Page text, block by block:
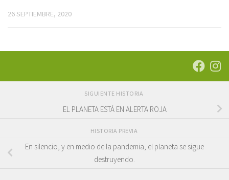
26 SEPTIEMBRE, 2020
SIGUIENTE HISTORIA
EL PLANETA ESTÁ EN ALERTA ROJA
HISTORIA PREVIA
En silencio, y en medio de la pandemia, el planeta se sigue
destruyendo.